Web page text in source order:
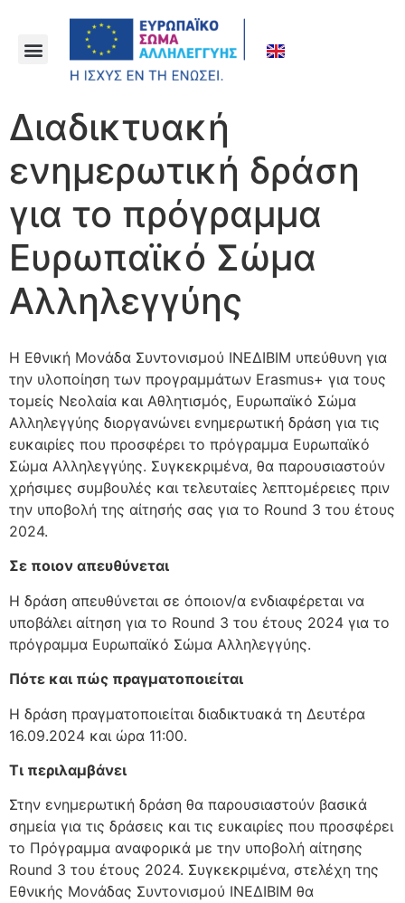
Διαδικτυακή
ενημερωτική δράση
για το πρόγραμμα
Ευρωπαϊκό Σώμα
Αλληλεγγύης
Η Εθνική Μονάδα Συντονισμού ΙΝΕΔΙΒΙΜ υπεύθυνη για
την υλοποίηση των προγραμμάτων Erasmus+ για τους
τομείς Νεολαία και Αθλητισμός, Ευρωπαϊκό Σώμα
Αλληλεγγύης διοργανώνει ενημερωτική δράση για τις
ευκαιρίες που προσφέρει το πρόγραμμα Ευρωπαϊκό
Σώμα Αλληλεγγύης. Συγκεκριμένα, θα παρουσιαστούν
χρήσιμες συμβουλές και τελευταίες λεπτομέρειες πριν
την υποβολή της αίτησής σας για το Round 3 του έτους
2024.
Σε ποιον απευθύνεται
Η δράση απευθύνεται σε όποιον/α ενδιαφέρεται να
υποβάλει αίτηση για το Round 3 του έτους 2024 για το
πρόγραμμα Ευρωπαϊκό Σώμα Αλληλεγγύης.
Πότε και πώς πραγματοποιείται
Η δράση πραγματοποιείται διαδικτυακά τη Δευτέρα
16.09.2024 και ώρα 11:00.
Τι περιλαμβάνει
Στην ενημερωτική δράση θα παρουσιαστούν βασικά
σημεία για τις δράσεις και τις ευκαιρίες που προσφέρει
το Πρόγραμμα αναφορικά με την υποβολή αίτησης
Round 3 του έτους 2024. Συγκεκριμένα, στελέχη της
Εθνικής Μονάδας Συντονισμού ΙΝΕΔΙΒΙΜ θα